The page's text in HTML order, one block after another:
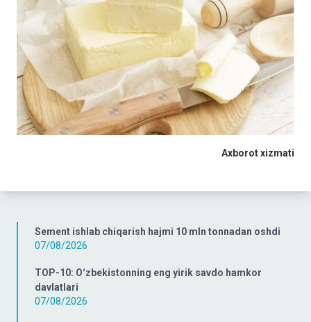
Sement ishlab chiqarish hajmi 10 mln tonnadan oshdi
07/08/2026
TOP-10: Oʻzbekistonning eng yirik savdo hamkor
davlatlari
07/08/2026
Axborot xizmati